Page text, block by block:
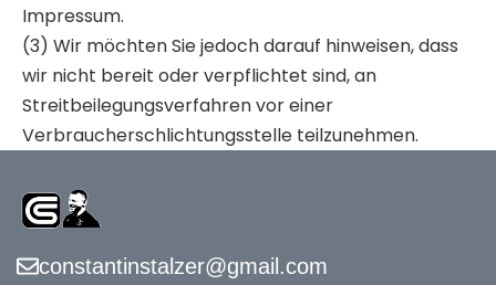
Impressum.
(3) Wir möchten Sie jedoch darauf hinweisen, dass
wir nicht bereit oder verpflichtet sind, an
Streitbeilegungsverfahren vor einer
Verbraucherschlichtungsstelle teilzunehmen.
constantinstalzer@gmail.com